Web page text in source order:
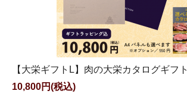
【大栄ギフトL】肉の大栄カタログギフト
10,800円(税込)